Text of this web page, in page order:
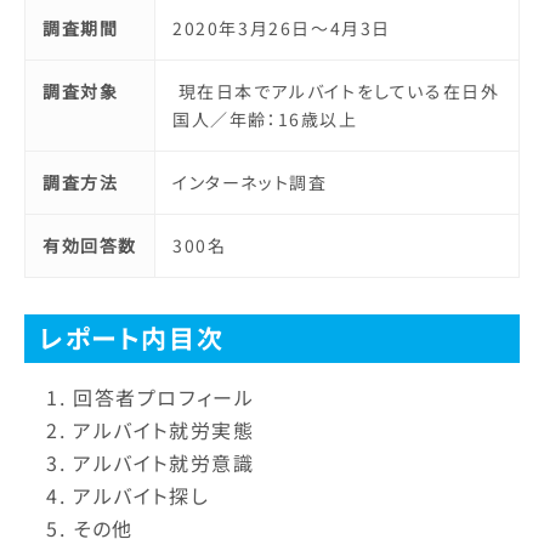
調査期間 2020年3月26日～4月3日
調査対象
現在日本でアルバイトをしている在日外
国人／年齢：16歳以上
調査方法 インターネット調査
有効回答数 300名
レポート内目次
回答者プロフィール
アルバイト就労実態
アルバイト就労意識
アルバイト探し
その他